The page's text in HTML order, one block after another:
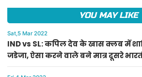
YOU MAY LIKE
Sat,5 Mar 2022
IND vs SL: कपिल देव के खास क्लब में
जडेजा, ऐसा करने वाले बने मात्र दूसरे